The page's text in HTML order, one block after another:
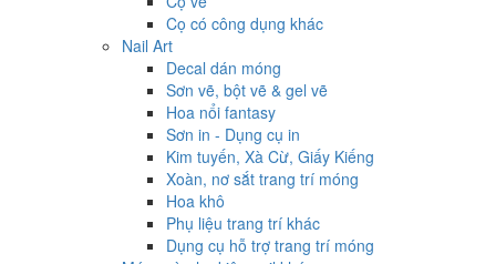
Cọ có công dụng khác
Nail Art
Decal dán móng
Sơn vẽ, bột vẽ & gel vẽ
Hoa nổi fantasy
Sơn in - Dụng cụ in
Kim tuyến, Xà Cừ, Giấy Kiếng
Xoàn, nơ sắt trang trí móng
Hoa khô
Phụ liệu trang trí khác
Dụng cụ hỗ trợ trang trí móng